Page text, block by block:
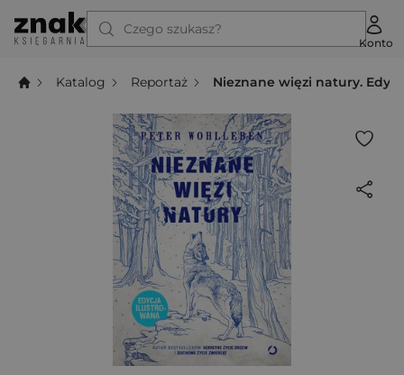
Czego szukasz?
Konto
Katalog Reportaż Nieznane więzi natury.